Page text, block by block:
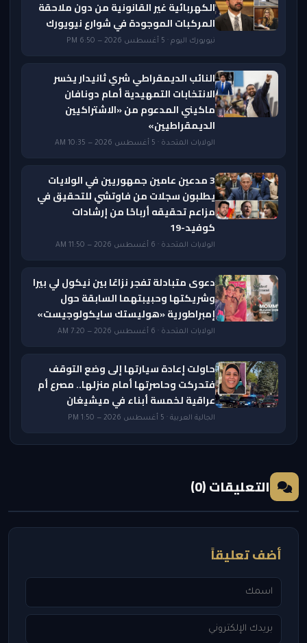
الكهربائية غير القانونية من دون ملاحقة
المركبات الموجودة في شوارع نيويورك
نيويورك اليوم · 5 أغسطس 2026 — 6:50 PM
النائب الديمقراطي شري ثانيدار يخسر
الانتخابات التمهيدية أمام دونافان
ماكيني المدعوم من «الاشتراكيين
الديمقراطيين»
الولايات المتحدة · 5 أغسطس 2026 — 10:35 AM
3 مدعين عامين جمهوريين في الولايات
يطلبون سجلات من فاوتشي للتحقيق في
مزاعم تحقيقه أرباحًا من إرشادات
كوفيد-19
الولايات المتحدة · 6 أغسطس 2026 — 11:50 AM
دعوى متبادلة تفجر نزاعًا بين نيكول لي بيرا
وشريكتها وحبيبتهما السابقة حول
إمبراطورية «هوليستك سايكولوجيست»
الولايات المتحدة · 6 أغسطس 2026 — 7:20 AM
حاولت إعادة سيارتها إلى وضع التوقف
فتحركت وحاصرتها أمام منزلها.. مصرع أم
عراقية لخمسة أبناء في ميشيغان
الجالية العربية · 5 أغسطس 2026 — 1:50 PM
التعليقات (0)
أضف تعليقاً